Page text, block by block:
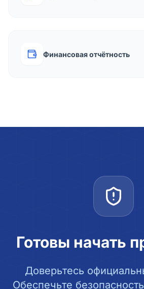
Финансовая отчётность
Готовы начать
Доверьтесь
Обеспечьте